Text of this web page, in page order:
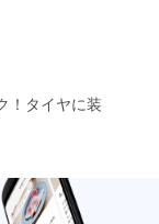
！タイヤに装